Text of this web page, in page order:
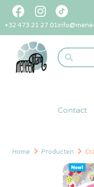
+32 473 21 27 01
Contact
Home Producten